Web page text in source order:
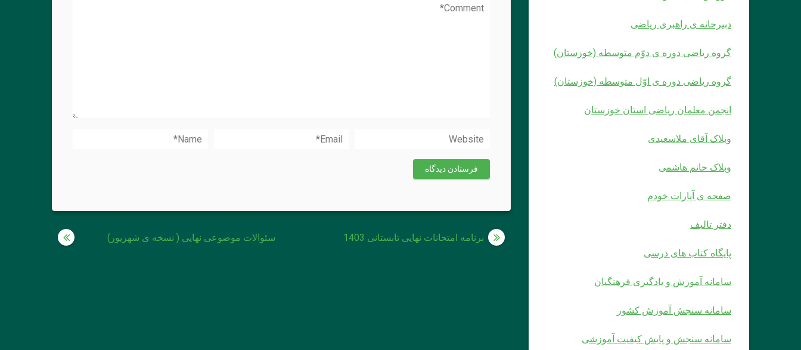
راهبری
سئوالات موضوعی نهایی ( نسخه ی شهریور) برنامه امتحانات نهایی تابستانی 1403
دبیرخانه ی راهبری ریاضی
گروه ریاضی دوره ی دوّم متوسطه (خوزستان)
گروه ریاضی دوره ی اوّل متوسطه (خوزستان)
انجمن معلمان ریاضی استان خوزستان
وبلاک آقای ملاسعیدی
وبلاک خانم هاشمی
صفحه ی آپارات خودم
دفتر تالیف
پایگاه کتاب های درسی
سامانه آموزش و یادگیری فرهنگیان
سامانه سنجش آموزش کشور
سامانه سنجش و پایش کیفیت آموزشی